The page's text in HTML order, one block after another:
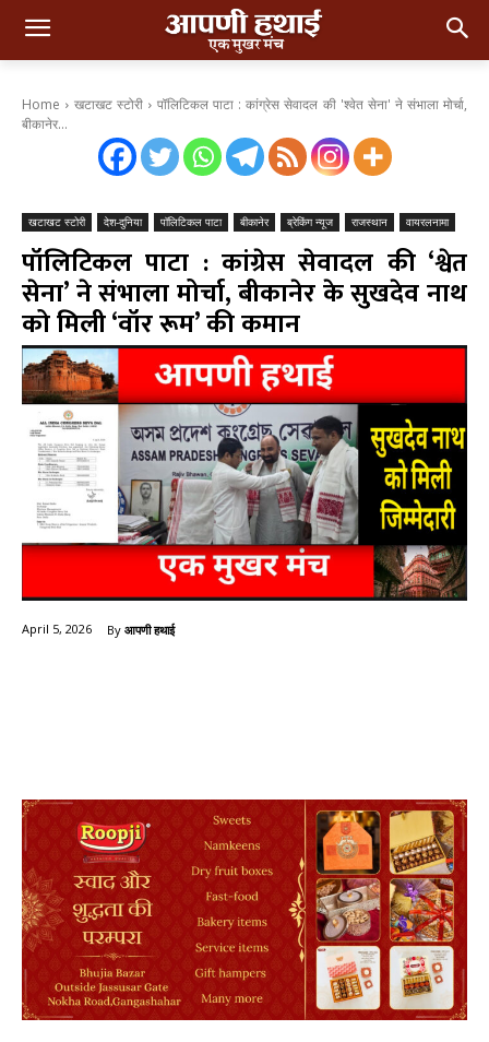
Home खटाखट स्टोरी
पॉलिटिकल पाटा : कांग्रेस सेवादल की 'श्वेत सेना' ने संभाला मोर्चा,
बीकानेर...
खटाखट स्टोरी देश-दुनिया पॉलिटिकल पाटा बीकानेर ब्रेकिंग न्यूज राजस्थान वायरलनामा
पॉलिटिकल पाटा : कांग्रेस सेवादल की ‘श्वेत
सेना’ ने संभाला मोर्चा, बीकानेर के सुखदेव नाथ
को मिली ‘वॉर रूम’ की कमान
April 5, 2026 By आपणी हथाई